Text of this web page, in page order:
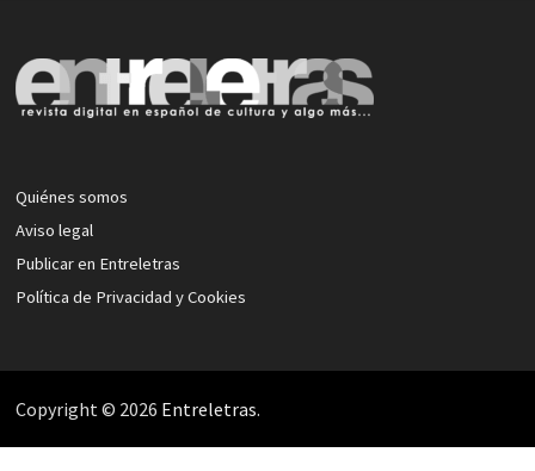
Quiénes somos
Aviso legal
Publicar en Entreletras
Política de Privacidad y Cookies
Copyright © 2026 Entreletras.